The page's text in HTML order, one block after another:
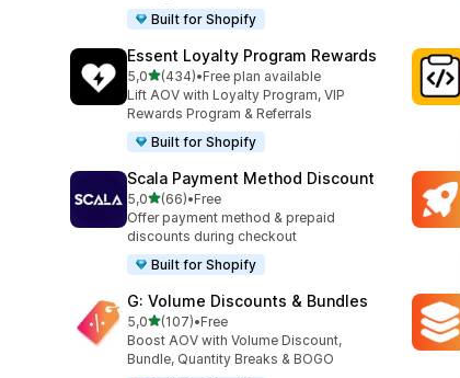
Built for Shopify
Essent Loyalty Program Rewards
5,0z 5 hvězd
(434)
Celkový počet recenzí: 434
•Free plan available
Lift AOV with Loyalty Program, VIP
Rewards Program & Referrals
Built for Shopify
Scala Payment Method Discount
5,0z 5 hvězd
(66)
Celkový počet recenzí: 66
•Free
Offer payment method & prepaid
discounts during checkout
Built for Shopify
G: Volume Discounts & Bundles
5,0z 5 hvězd
(107)
Celkový počet recenzí: 107
•Free
Boost AOV with Volume Discount,
Bundle, Quantity Breaks & BOGO